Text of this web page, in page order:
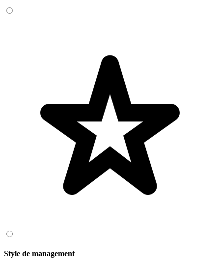
Style de management